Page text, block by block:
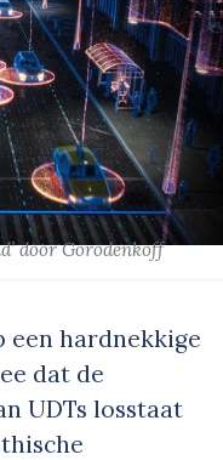
door Gorodenkoff
een hardnekkige
dat de
UDTs losstaat